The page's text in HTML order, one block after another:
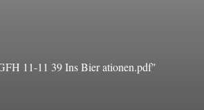
11-11 39 Ins Bier ationen.pdf"